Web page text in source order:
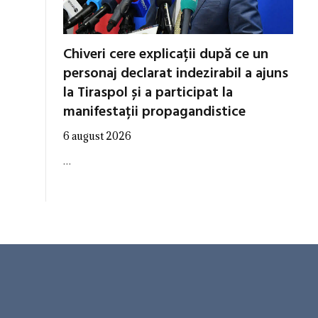
Chiveri cere explicații după ce un
personaj declarat indezirabil a ajuns
la Tiraspol și a participat la
manifestații propagandistice
6 august 2026
…